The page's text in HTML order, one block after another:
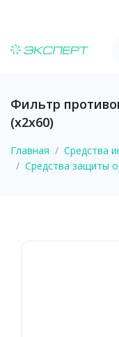
Фильтр
(х2х60)
Главная
Средства
Средства защиты